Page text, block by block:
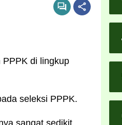
PPPK di lingkup
seleksi PPPK.
sangat sedikit